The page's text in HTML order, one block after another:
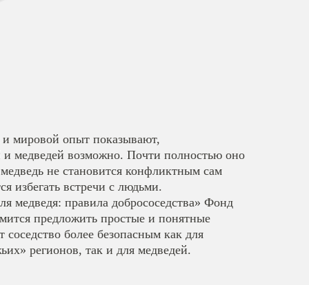
мировой опыт показывают,
и медведей возможно. Почти полностью оно
не становится конфликтным сам
избегать встречи с людьми.
медведя: правила добрососедства» Фонд
предложить простые и понятные
соседство более безопасным как для
регионов, так и для медведей.